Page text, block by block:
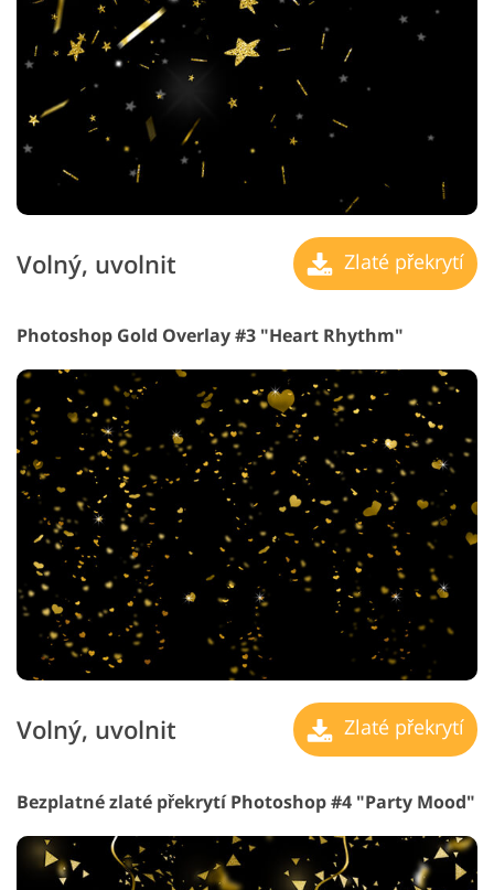
Volný, uvolnit Zlaté překrytí
Photoshop Gold Overlay #3 "Heart Rhythm"
Volný, uvolnit Zlaté překrytí
Bezplatné zlaté překrytí Photoshop #4 "Party Mood"